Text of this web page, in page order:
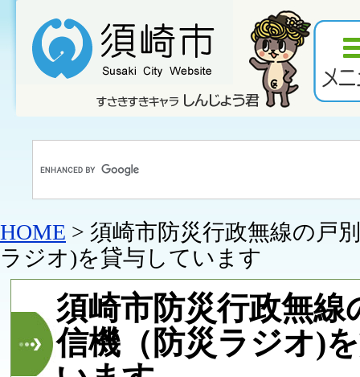
HOME > 須崎市防災行政無線の戸
ラジオ)を貸与しています
須崎市防災行政無線
信機（防災ラジオ)